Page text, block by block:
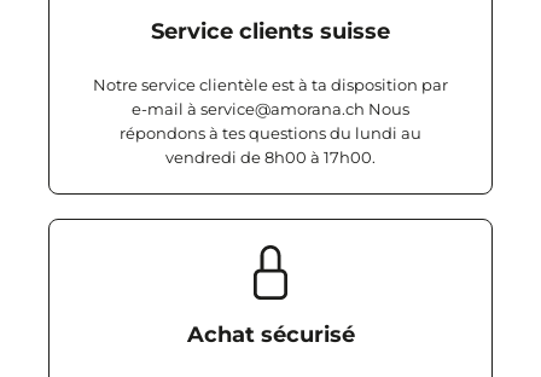
Service clients suisse
Notre service clientèle est à ta disposition par
e-mail à service@amorana.ch Nous
répondons à tes questions du lundi au
vendredi de 8h00 à 17h00.
Achat sécurisé